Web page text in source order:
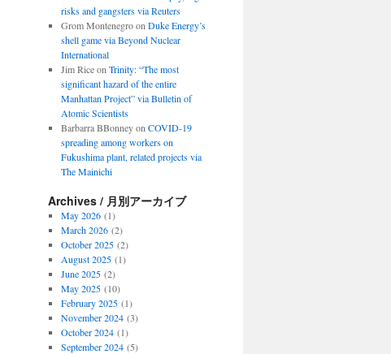
risks and gangsters via Reuters
Grom Montenegroon Duke Energy’s
shell game via Beyond Nuclear
International
Jim Riceon Trinity: “The most
significant hazard of the entire
Manhattan Project” via Bulletin of
Atomic Scientists
Barbarra BBonneyon COVID-19
spreading among workers on
Fukushima plant, related projects via
The Mainichi
Archives / 月別アーカイブ
May 2026(1)
March 2026(2)
October 2025(2)
August 2025(1)
June 2025(2)
May 2025(10)
February 2025(1)
November 2024(3)
October 2024(1)
September 2024(5)